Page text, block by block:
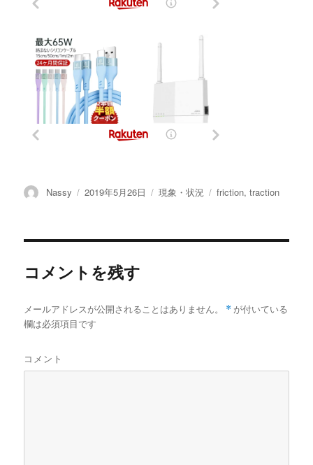
投
Nassy
投
2019年5月26日
カ
現象・状況
タ
friction,traction
コメントを残す
メールアドレスが公開されることはありません。 *が付いている
欄は必須項目です
コメント